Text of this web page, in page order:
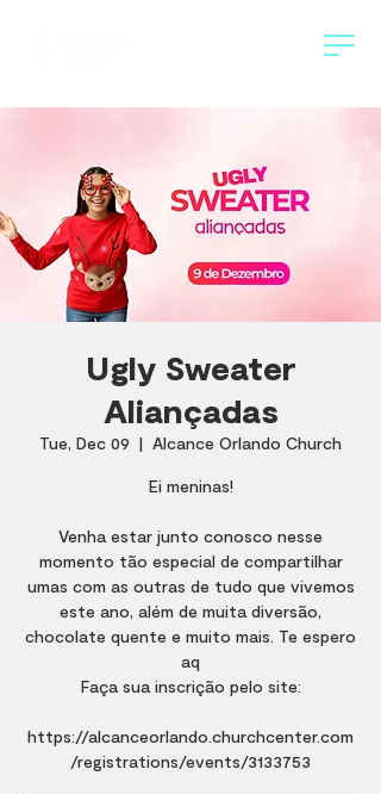
Ugly Sweater
Aliançadas
Tue, Dec 09
  |
Alcance Orlando Church
Ei meninas!
Venha estar junto conosco nesse
momento tão especial de compartilhar
umas com as outras de tudo que vivemos
este ano, além de muita diversão,
chocolate quente e muito mais. Te espero
aq
Faça sua inscrição pelo site:
https://alcanceorlando.churchcenter.com
/registrations/events/3133753